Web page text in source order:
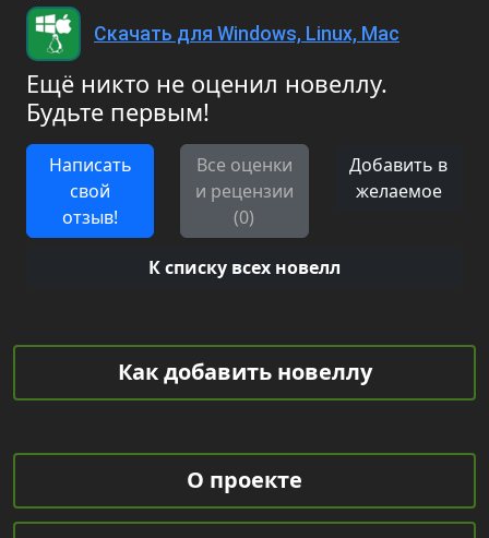
Скачать для Windows, Linux, Mac
Ещё никто не оценил новеллу.
Будьте первым!
Написать
свой
отзыв!
Все оценки
и рецензии
(0)
Добавить в
желаемое
К списку всех новелл
Как добавить новеллу
О проекте